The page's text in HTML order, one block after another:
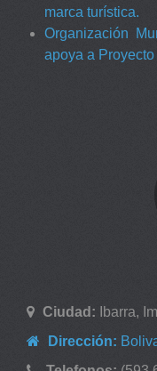
marca turística.
Organización
apoya a
Ciudad:
Ibarra,
Dirección: